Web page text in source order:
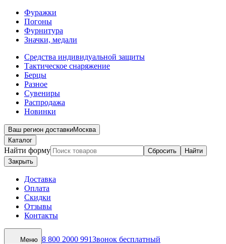
Фуражки
Погоны
Фурнитура
Значки, медали
Средства индивидуальной защиты
Тактическое снаряжение
Берцы
Разное
Сувениры
Распродажа
Новинки
Ваш регион доставкиМосква
Каталог
Найти форму Сбросить
Найти
Закрыть
Доставка
Оплата
Скидки
Отзывы
Контакты
Меню 8 800 2000 991Звонок бесплатный